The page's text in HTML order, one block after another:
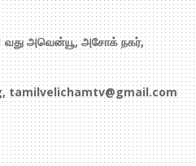
வது அவென்யூ, அசோக் நகர்,
tamilvelichamtv@gmail.com